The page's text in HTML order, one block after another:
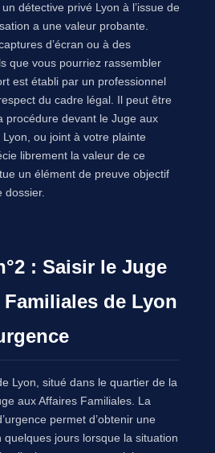
détective privé Lyon à l’issue de
a une valeur probante.
d’écran ou à des
que vous pourriez rassembler
est établi par un professionnel
du cadre légal. Il peut être
procédure devant le Juge aux
ou joint à votre plainte
librement la valeur de ce
un élément de preuve objectif
dossier.
: Saisir le Juge
de Lyon
Lyon, situé dans le quartier de la
aux Affaires Familiales. La
permet d’obtenir une
jours lorsque la situation